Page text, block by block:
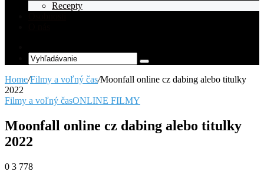
Recepty
Article
Vyhľadávanie
Home/Filmy a voľný čas/Moonfall online cz dabing alebo titulky
2022
Filmy a voľný časONLINE FILMY
Moonfall online cz dabing alebo titulky
2022
0 3 778